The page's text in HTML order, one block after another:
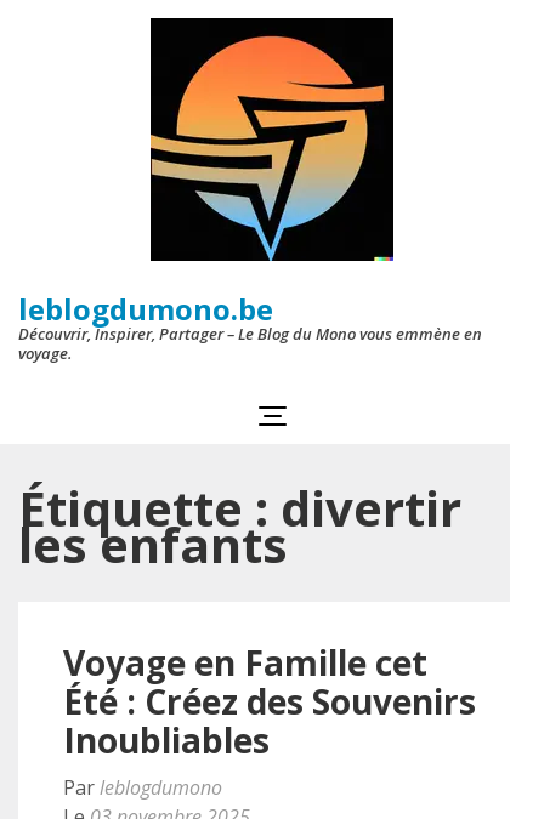
leblogdumono.be
Découvrir, Inspirer, Partager – Le Blog du Mono vous emmène en
voyage.
Étiquette : divertir
les enfants
Voyage en Famille cet
Été : Créez des Souvenirs
Inoubliables
Parleblogdumono